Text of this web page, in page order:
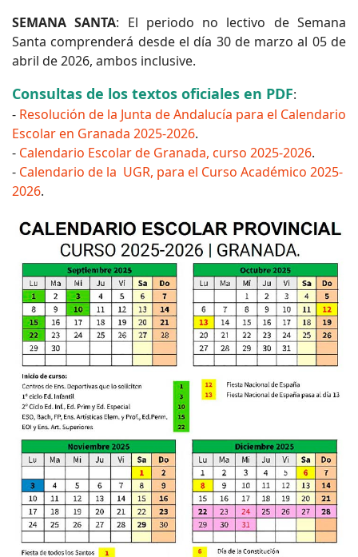
SEMANA SANTA: El periodo no lectivo de Semana
Santa comprenderá desde el día 30 de marzo al 05 de
abril de 2026, ambos inclusive.
Consultas de los textos oficiales en PDF:
- Resolución de la Junta de Andalucía para el Calendario
Escolar en Granada 2025-2026.
- Calendario Escolar de Granada, curso 2025-2026.
- Calendario de la UGR, para el Curso Académico 2025-
2026.